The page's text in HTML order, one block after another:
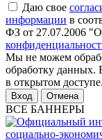
Даю свое
информации в
ФЗ от 27.07.2006
Мы не можем
обработку данных.
в открытом доступе.
Отмена
ВСЕ БАННЕРЫ